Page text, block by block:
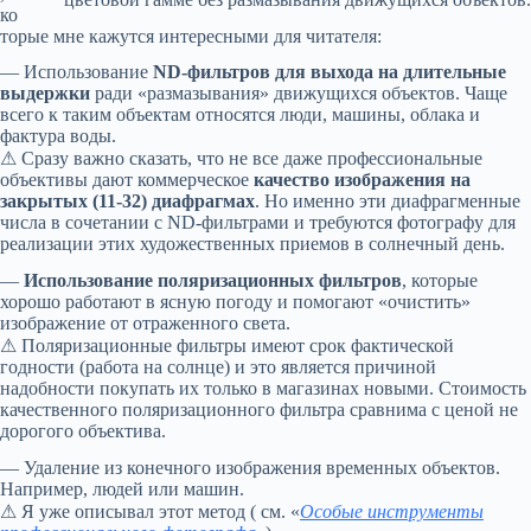
ко
торые мне кажутся интересными для читателя:
— Использование ND-фильтров для выхода на длительные
выдержки ради «размазывания» движущихся объектов. Чаще
всего к таким объектам относятся люди, машины, облака и
фактура воды.
⚠ Сразу важно сказать, что не все даже профессиональные
объективы дают коммерческое качество изображения на
закрытых (11-32) диафрагмах. Но именно эти диафрагменные
числа в сочетании с ND-фильтрами и требуются фотографу для
реализации этих художественных приемов в солнечный день.
— Использование поляризационных фильтров, которые
хорошо работают в ясную погоду и помогают «очистить»
изображение от отраженного света.
⚠ Поляризационные фильтры имеют срок фактической
годности (работа на солнце) и это является причиной
надобности покупать их только в магазинах новыми. Стоимость
качественного поляризационного фильтра сравнима с ценой не
дорогого объектива.
— Удаление из конечного изображения временных объектов.
Например, людей или машин.
⚠ Я уже описывал этот метод ( см. «Особые инструменты